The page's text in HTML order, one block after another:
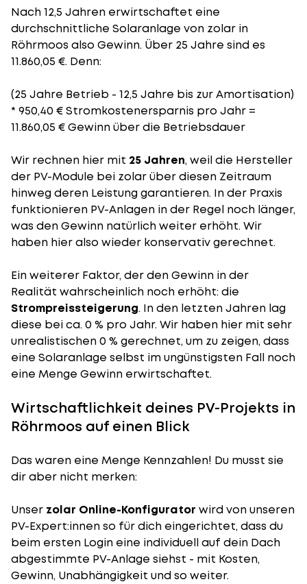
Nach 12,5 Jahren erwirtschaftet eine
durchschnittliche Solaranlage von zolar in
Röhrmoos also Gewinn. Über 25 Jahre sind es
11.860,05 €. Denn:
(25 Jahre Betrieb - 12,5 Jahre bis zur Amortisation)
* 950,40 € Stromkostenersparnis pro Jahr =
11.860,05 € Gewinn über die Betriebsdauer
Wir rechnen hier mit 25 Jahren, weil die Hersteller
der PV-Module bei zolar über diesen Zeitraum
hinweg deren Leistung garantieren. In der Praxis
funktionieren PV-Anlagen in der Regel noch länger,
was den Gewinn natürlich weiter erhöht. Wir
haben hier also wieder konservativ gerechnet.
Ein weiterer Faktor, der den Gewinn in der
Realität wahrscheinlich noch erhöht: die
Strompreissteigerung. In den letzten Jahren lag
diese bei ca. 0 % pro Jahr. Wir haben hier mit sehr
unrealistischen 0 % gerechnet, um zu zeigen, dass
eine Solaranlage selbst im ungünstigsten Fall noch
eine Menge Gewinn erwirtschaftet.
Wirtschaftlichkeit deines PV-Projekts in
Röhrmoos auf einen Blick
Das waren eine Menge Kennzahlen! Du musst sie
dir aber nicht merken:
Unser zolar Online-Konfigurator wird von unseren
PV-Expert:innen so für dich eingerichtet, dass du
beim ersten Login eine individuell auf dein Dach
abgestimmte PV-Anlage siehst - mit Kosten,
Gewinn, Unabhängigkeit und so weiter.